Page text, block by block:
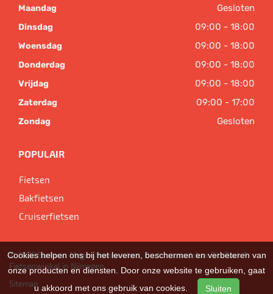
Maandag Gesloten
Dinsdag 09:00 - 18:00
Woensdag 09:00 - 18:00
Donderdag 09:00 - 18:00
Vrijdag 09:00 - 18:00
Zaterdag 09:00 - 17:00
Zondag Gesloten
POPULAIR
Fietsen
Bakfietsen
Cruiserfietsen
© 2026 Bart van Megen tweewielers. Ondersteund doorSitePack ®
Fietsenwinkel in Nijmegen
Sitemap
Cookies helpen ons bij het leveren, beschermen en verbeteren van
onze producten en diensten. Door onze website te gebruiken, gaat
u akkoord met ons gebruik van cookies.
Sluiten